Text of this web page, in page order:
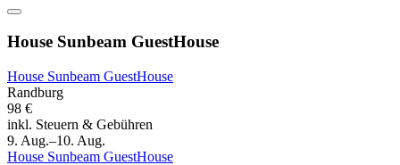
House Sunbeam GuestHouse
House Sunbeam GuestHouse
Randburg
98 €
inkl. Steuern & Gebühren
9. Aug.–10. Aug.
House Sunbeam GuestHouse